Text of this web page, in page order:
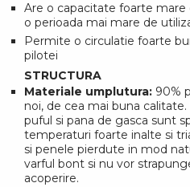
Are o capacitate foarte mare
o perioada mai mare de
Permite o circulatie foarte
pilotei
STRUCTURA
Materiale umplutura: 90%
noi, de cea mai buna
puful si pana de gasca sunt
temperaturi foarte inalte si
si penele pierdute in mod
varful bont si nu vor
acoperire.